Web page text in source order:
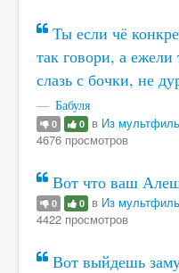
Ты если чё
так говори, а
слазь с бочки, не
Бабуля
0 0 в Из
4676 просмотров
Вот что ваш
0 0 в Из
4422 просмотров
Вот выйдешь